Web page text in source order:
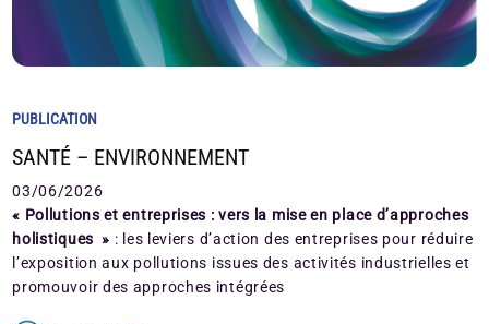
PUBLICATION
SANTÉ – ENVIRONNEMENT
03/06/2026
« Pollutions et entreprises : vers la mise en place d’approches
holistiques » : les leviers d’action des entreprises pour réduire
l’exposition aux pollutions issues des activités industrielles et
promouvoir des approches intégrées